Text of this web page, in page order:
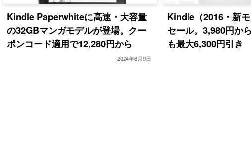
Kindle Paperwhiteに高速・大容量
の32GBマンガモデルが登場。クー
ポンコード適用で12,280円から
2024年8月9日
Kindle（2016・新
セール。3,980円か
も最大6,300円引き